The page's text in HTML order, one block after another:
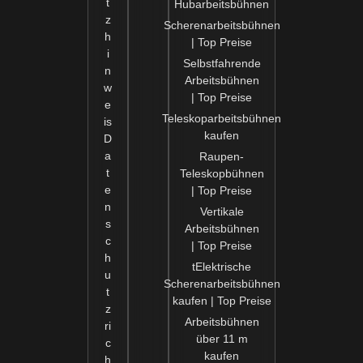
z
h
i
n
w
e
is
D
a
t
e
n
s
c
h
u
t
z
ri
c
h
Hubarbeitsbühnen
Scherenarbeitsbühnen
| Top Preise
Selbstfahrende
Arbeitsbühnen
| Top Preise
Teleskoparbeitsbühnen
kaufen
Raupen-
Teleskopbühnen
| Top Preise
Vertikale
Arbeitsbühnen
| Top Preise
tElektrische
Scherenarbeitsbühnen
kaufen | Top Preise
Arbeitsbühnen
über 11 m
kaufen